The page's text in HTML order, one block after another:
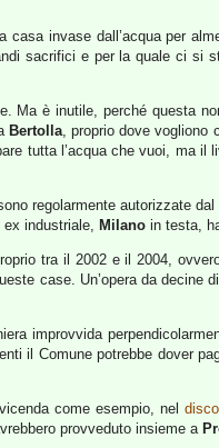
casa invase dall’acqua per
sacrifici e per la quale ci si
Ma è inutile, perché questa
Bertolla, proprio dove vogliono
tutta l’acqua che vuoi, ma il
regolarmente autorizzate
industriale, Milano in testa,
tra il 2002 e il 2004,
case. Un’opera da decine
improvvida
il Comune potrebbe dover
come esempio, nel
provveduto insieme a